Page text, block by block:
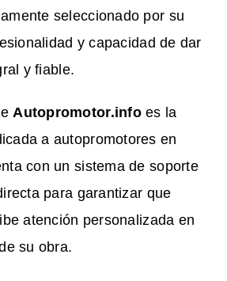
seleccionado por su
y capacidad de dar
y fiable.
Autopromotor.infoes la
a autopromotores en
con un sistema de soporte
para garantizar que
atención personalizada en
su obra.